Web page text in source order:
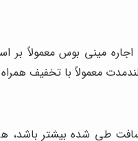
مینی بوس معمولاً
معمولاً با تخفیف
طی شده بیشتر باشد،